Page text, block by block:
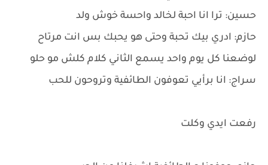
حسين: ترا انا احبة لخالد واحسة خوش ولد
حازم: ادري بيك تحبة وحتى هو يحبك بس انت مرتاح
لوضعنا كل يوم واحد يسمع الثاني كلام كلش مو حلو
سراج: انا برأيي تعوفون الطائفية وتروحون للحب
رفعت ايدي وكلت